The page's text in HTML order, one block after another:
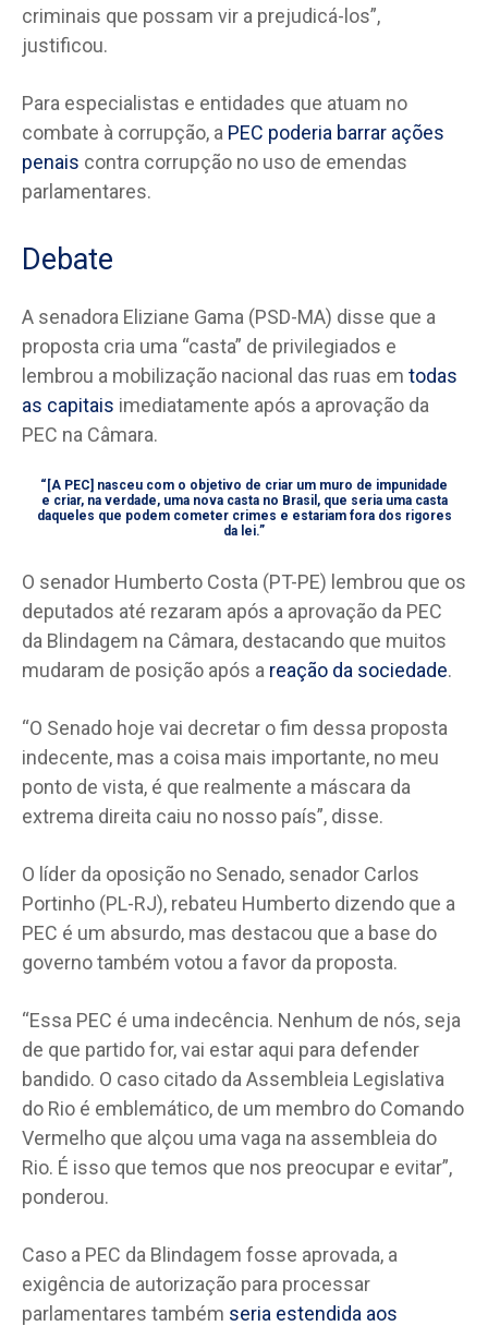
criminais que possam vir a prejudicá-los”,
justificou.
Para especialistas e entidades que atuam no
combate à corrupção, a PEC poderia barrar ações
penais contra corrupção no uso de emendas
parlamentares.
Debate
A senadora Eliziane Gama (PSD-MA) disse que a
proposta cria uma “casta” de privilegiados e
lembrou a mobilização nacional das ruas em todas
as capitais imediatamente após a aprovação da
PEC na Câmara.
“[A PEC] nasceu com o objetivo de criar um muro de impunidade
e criar, na verdade, uma nova casta no Brasil, que seria uma casta
daqueles que podem cometer crimes e estariam fora dos rigores
da lei.”
O senador Humberto Costa (PT-PE) lembrou que os
deputados até rezaram após a aprovação da PEC
da Blindagem na Câmara, destacando que muitos
mudaram de posição após a reação da sociedade.
“O Senado hoje vai decretar o fim dessa proposta
indecente, mas a coisa mais importante, no meu
ponto de vista, é que realmente a máscara da
extrema direita caiu no nosso país”, disse.
O líder da oposição no Senado, senador Carlos
Portinho (PL-RJ), rebateu Humberto dizendo que a
PEC é um absurdo, mas destacou que a base do
governo também votou a favor da proposta.
“Essa PEC é uma indecência. Nenhum de nós, seja
de que partido for, vai estar aqui para defender
bandido. O caso citado da Assembleia Legislativa
do Rio é emblemático, de um membro do Comando
Vermelho que alçou uma vaga na assembleia do
Rio. É isso que temos que nos preocupar e evitar”,
ponderou.
Caso a PEC da Blindagem fosse aprovada, a
exigência de autorização para processar
parlamentares também seria estendida aos